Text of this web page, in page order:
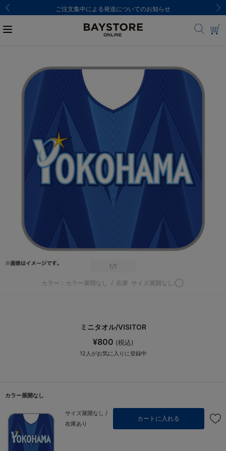
8,000円(税込)以上のご購入で送料無料
1 /1
カラー：カラー展開なし / 在庫 サイズ展開なし:◯
ミニタオル/VISITOR
¥800 (税込)
12 人がお気に入りに登録中
カラー展開なし
サイズ展開なし /
在庫あり
カートに入れる